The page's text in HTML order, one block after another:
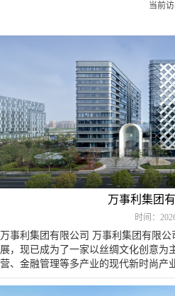
当前
万事利集团
时间：
万事利集团有限公司 万事利集团有限公司创办于1975年，经过近50年发
展，现已成为了一家以丝绸文化创意为
营、金融管理等多产业的现代新时尚产
股”——杭州万事利丝…